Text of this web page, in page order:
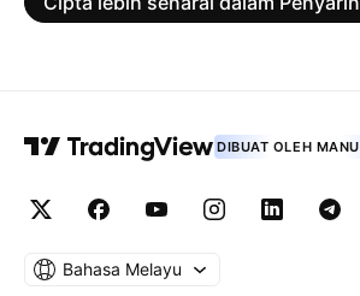
DIBUAT OLEH
Bahasa Melayu